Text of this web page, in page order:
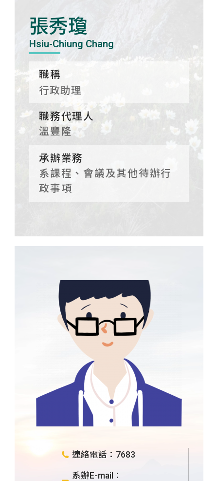
張秀瓊
Hsiu-Chiung Chang
職稱
行政助理
職務代理人
溫豐隆
承辦業務
系課程、會議及其他待辦行
政事項
連絡電話：7683
系辦E-mail：